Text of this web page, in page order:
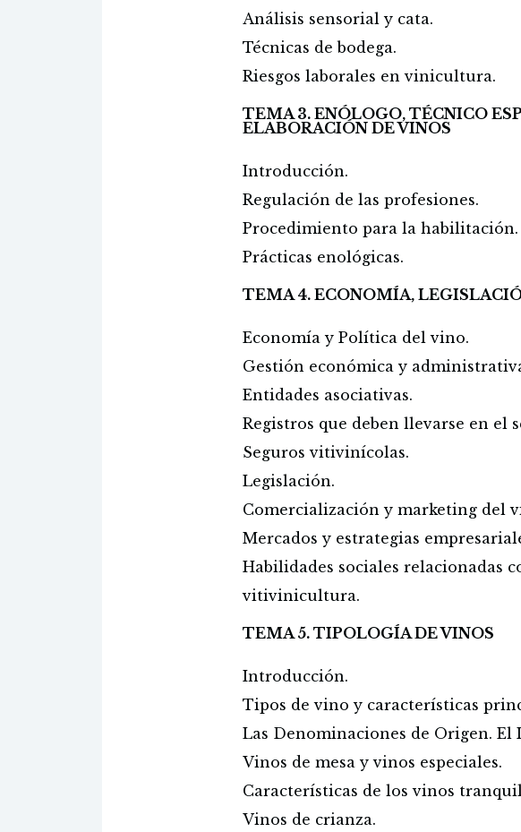
Análisis sensorial y cata.
Técnicas de bodega.
Riesgos laborales en vinicultura.
TEMA 3. ENÓLOGO, TÉCNICO
ELABORACIÓN DE VINOS
Introducción.
Regulación de las profesiones.
Procedimiento para la habilitación.
Prácticas enológicas.
TEMA 4. ECONOMÍA,
Economía y Política del vino.
Gestión económica y
Entidades asociativas.
Registros que deben llevarse en el
Seguros vitivinícolas.
Legislación.
Comercialización y marketing del
Mercados y estrategias
Habilidades sociales relacionadas
vitivinicultura.
TEMA 5. TIPOLOGÍA DE VINOS
Introducción.
Tipos de vino y características
Las Denominaciones de Origen. El
Vinos de mesa y vinos especiales.
Características de los vinos
Vinos de crianza.